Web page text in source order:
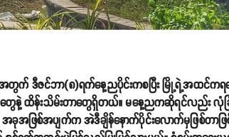
အတွက် ဒီဇင်ဘာ(၈)ရက်နေ့ညပိုင်းကစပြီး မြို့ရဲ့အထင်က
ေနဲ့ ထိန်းသိမ်းတာတွေရှိတယ်။ မနေ့ညကဆိုရင်လည်း
အဖြစ်အပျက်က အဲဒီချိန်နောက်ပိုင်းလောက်မှဖြစ်တာဖြ